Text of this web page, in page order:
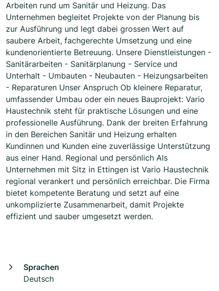
Arbeiten rund um Sanitär und Heizung. Das
Unternehmen begleitet Projekte von der Planung bis
zur Ausführung und legt dabei grossen Wert auf
saubere Arbeit, fachgerechte Umsetzung und eine
kundenorientierte Betreuung. Unsere Dienstleistungen -
Sanitärarbeiten - Sanitärplanung - Service und
Unterhalt - Umbauten - Neubauten - Heizungsarbeiten
- Reparaturen Unser Anspruch Ob kleinere Reparatur,
umfassender Umbau oder ein neues Bauprojekt: Vario
Haustechnik steht für praktische Lösungen und eine
professionelle Ausführung. Dank der breiten Erfahrung
in den Bereichen Sanitär und Heizung erhalten
Kundinnen und Kunden eine zuverlässige Unterstützung
aus einer Hand. Regional und persönlich Als
Unternehmen mit Sitz in Ettingen ist Vario Haustechnik
regional verankert und persönlich erreichbar. Die Firma
bietet kompetente Beratung und setzt auf eine
unkomplizierte Zusammenarbeit, damit Projekte
effizient und sauber umgesetzt werden.
Sprachen
Deutsch